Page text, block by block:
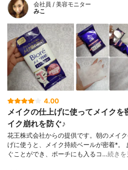
会社員 / 美容モニター
みこ
4.00
メイクの仕上げに使ってメイク
イク崩れを防ぐ♪
花王株式会社からの提供です。朝のメイ
げに使うと、メイク持続ベールが密着*。
ぐことができ、ポーチにも入るコ…続きを